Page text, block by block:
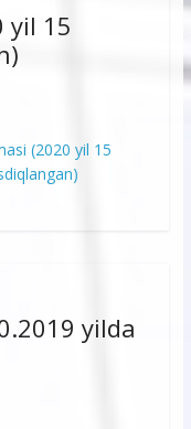
yil 15
(2020 yil 15
yilda